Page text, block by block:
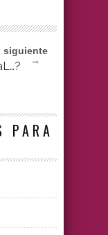
siguiente
→
PARA